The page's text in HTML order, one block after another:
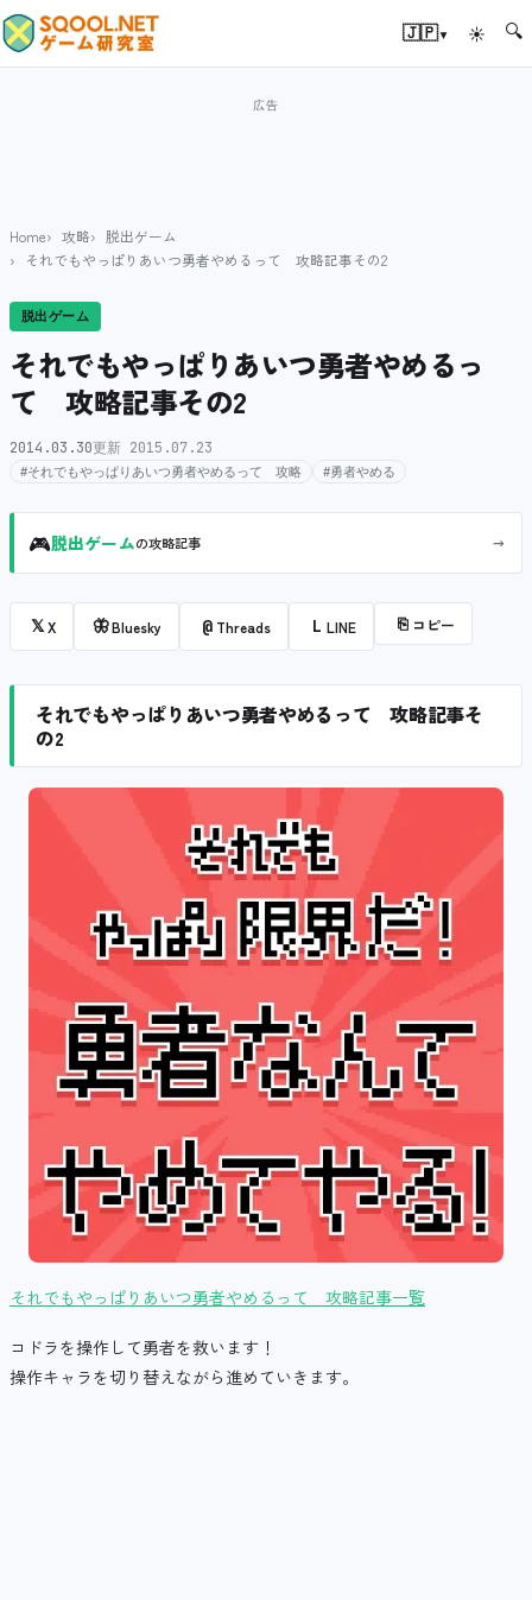
🇯🇵▾ ☀ 🔍
Home 攻略
脱出ゲーム
それでもやっぱりあいつ勇者やめるって 攻略記事その2
脱出ゲーム
それでもやっぱりあいつ勇者やめるっ
て 攻略記事その2
2014.03.30更新 2015.07.23
#それでもやっぱりあいつ勇者やめるって 攻略 #勇者やめる
🎮脱出ゲームの攻略記事 →
𝕏X 🦋Bluesky @ Threads L LINE ⎘ コピー
それでもやっぱりあいつ勇者やめるって 攻略記事そ
の2
それでもやっぱりあいつ勇者やめるって 攻略記事一覧
コドラを操作して勇者を救います！
操作キャラを切り替えながら進めていきます。